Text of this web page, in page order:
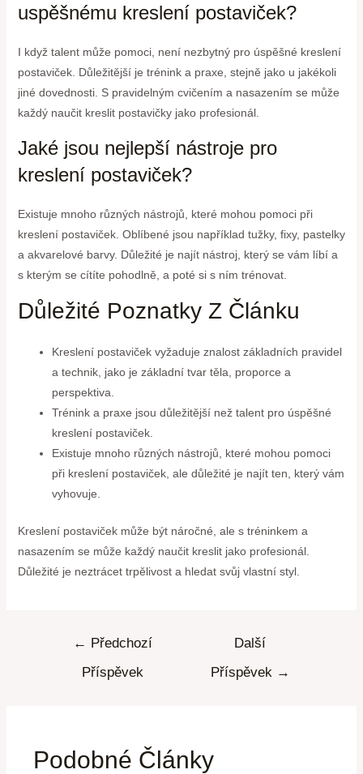
uspěšnému kreslení postaviček?
I když talent může pomoci, není nezbytný pro úspěšné kreslení
postaviček. Důležitější je trénink a praxe, stejně jako u jakékoli
jiné dovednosti. S pravidelným cvičením a nasazením se může
každý naučit kreslit postavičky jako profesionál.
Jaké jsou nejlepší nástroje pro
kreslení postaviček?
Existuje mnoho různých nástrojů, které mohou pomoci při
kreslení postaviček. Oblíbené jsou například tužky, fixy, pastelky
a akvarelové barvy. Důležité je najít nástroj, který se vám líbí a
s kterým se cítíte pohodlně, a poté si s ním trénovat.
Důležité Poznatky Z Článku
Kreslení postaviček vyžaduje znalost základních pravidel
a technik, jako je základní tvar těla, proporce a
perspektiva.
Trénink a praxe jsou důležitější než talent pro úspěšné
kreslení postaviček.
Existuje mnoho různých nástrojů, které mohou pomoci
při kreslení postaviček, ale důležité je najít ten, který vám
vyhovuje.
Kreslení postaviček může být náročné, ale s tréninkem a
nasazením se může každý naučit kreslit jako profesionál.
Důležité je neztrácet trpělivost a hledat svůj vlastní styl.
← Předchozí
Příspěvek
Další
Příspěvek →
Podobné Články